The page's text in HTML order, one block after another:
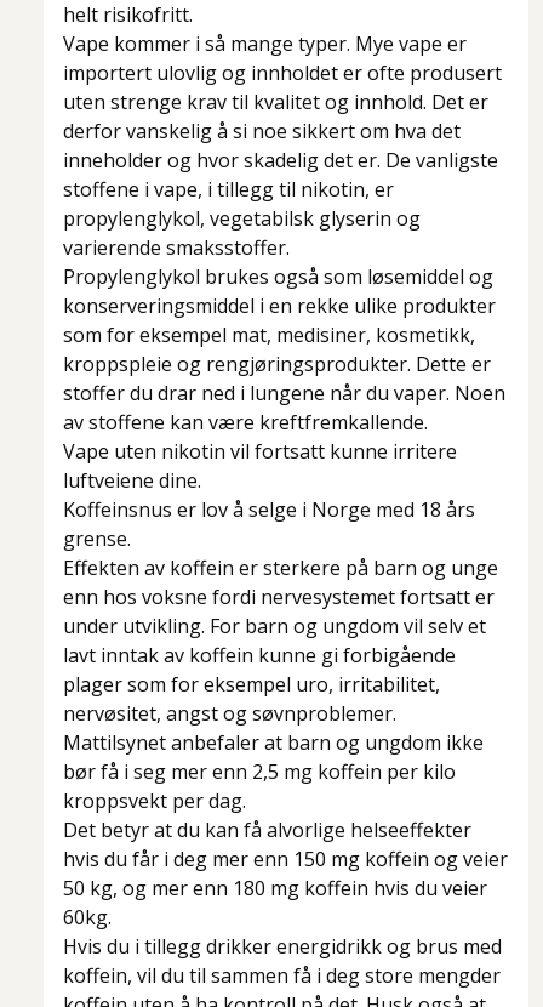
helt risikofritt.
Vape kommer i så mange typer. Mye vape er
importert ulovlig og innholdet er ofte produsert
uten strenge krav til kvalitet og innhold. Det er
derfor vanskelig å si noe sikkert om hva det
inneholder og hvor skadelig det er. De vanligste
stoffene i vape, i tillegg til nikotin, er
propylenglykol, vegetabilsk glyserin og
varierende smaksstoffer.
Propylenglykol brukes også som løsemiddel og
konserveringsmiddel i en rekke ulike produkter
som for eksempel mat, medisiner, kosmetikk,
kroppspleie og rengjøringsprodukter. Dette er
stoffer du drar ned i lungene når du vaper. Noen
av stoffene kan være kreftfremkallende.
Vape uten nikotin vil fortsatt kunne irritere
luftveiene dine.
Koffeinsnus er lov å selge i Norge med 18 års
grense.
Effekten av koffein er sterkere på barn og unge
enn hos voksne fordi nervesystemet fortsatt er
under utvikling. For barn og ungdom vil selv et
lavt inntak av koffein kunne gi forbigående
plager som for eksempel uro, irritabilitet,
nervøsitet, angst og søvnproblemer.
Mattilsynet anbefaler at barn og ungdom ikke
bør få i seg mer enn 2,5 mg koffein per kilo
kroppsvekt per dag.
Det betyr at du kan få alvorlige helseeffekter
hvis du får i deg mer enn 150 mg koffein og veier
50 kg, og mer enn 180 mg koffein hvis du veier
60kg.
Hvis du i tillegg drikker energidrikk og brus med
koffein, vil du til sammen få i deg store mengder